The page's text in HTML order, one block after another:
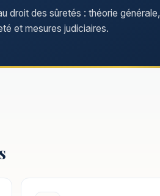
droit des sûretés : théorie générale,
et mesures judiciaires.